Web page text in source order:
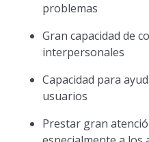
problemas
Gran capacidad de
interpersonales
Capacidad para
usuarios
Prestar gran